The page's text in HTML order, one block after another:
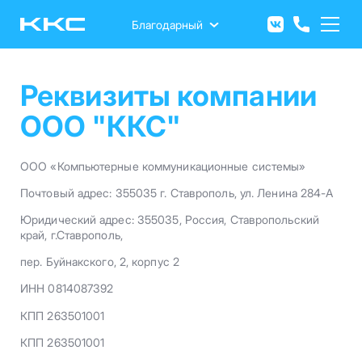
Благодарный
Реквизиты компании
ООО "ККС"
ООО «Компьютерные коммуникационные системы»
Почтовый адрес: 355035 г. Ставрополь, ул. Ленина 284-А
Юридический адрес: 355035, Россия, Ставропольский
край, г.Ставрополь,
пер. Буйнакского, 2, корпус 2
ИНН 0814087392
КПП 263501001
КПП 263501001